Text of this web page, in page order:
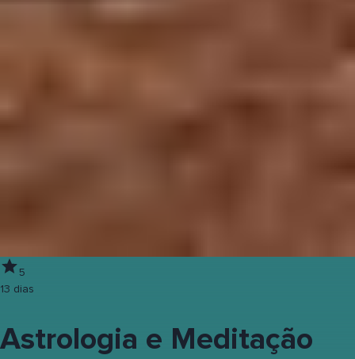
5
13 dias
Astrologia e Meditação